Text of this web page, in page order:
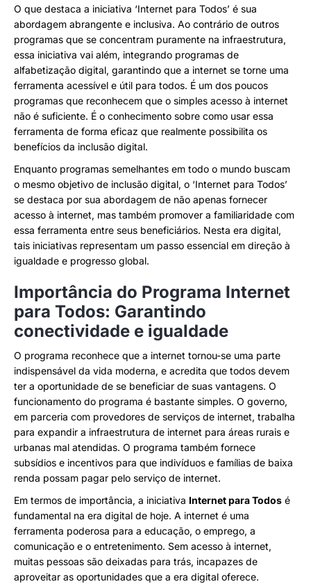
O que destaca a iniciativa ‘Internet para Todos’ é sua
abordagem abrangente e inclusiva. Ao contrário de outros
programas que se concentram puramente na infraestrutura,
essa iniciativa vai além, integrando programas de
alfabetização digital, garantindo que a internet se torne uma
ferramenta acessível e útil para todos. É um dos poucos
programas que reconhecem que o simples acesso à internet
não é suficiente. É o conhecimento sobre como usar essa
ferramenta de forma eficaz que realmente possibilita os
benefícios da inclusão digital.
Enquanto programas semelhantes em todo o mundo buscam
o mesmo objetivo de inclusão digital, o ‘Internet para Todos’
se destaca por sua abordagem de não apenas fornecer
acesso à internet, mas também promover a familiaridade com
essa ferramenta entre seus beneficiários. Nesta era digital,
tais iniciativas representam um passo essencial em direção à
igualdade e progresso global.
Importância do Programa Internet
para Todos: Garantindo
conectividade e igualdade
O programa reconhece que a internet tornou-se uma parte
indispensável da vida moderna, e acredita que todos devem
ter a oportunidade de se beneficiar de suas vantagens. O
funcionamento do programa é bastante simples. O governo,
em parceria com provedores de serviços de internet, trabalha
para expandir a infraestrutura de internet para áreas rurais e
urbanas mal atendidas. O programa também fornece
subsídios e incentivos para que indivíduos e famílias de baixa
renda possam pagar pelo serviço de internet.
Em termos de importância, a iniciativa Internet para Todos é
fundamental na era digital de hoje. A internet é uma
ferramenta poderosa para a educação, o emprego, a
comunicação e o entretenimento. Sem acesso à internet,
muitas pessoas são deixadas para trás, incapazes de
aproveitar as oportunidades que a era digital oferece.